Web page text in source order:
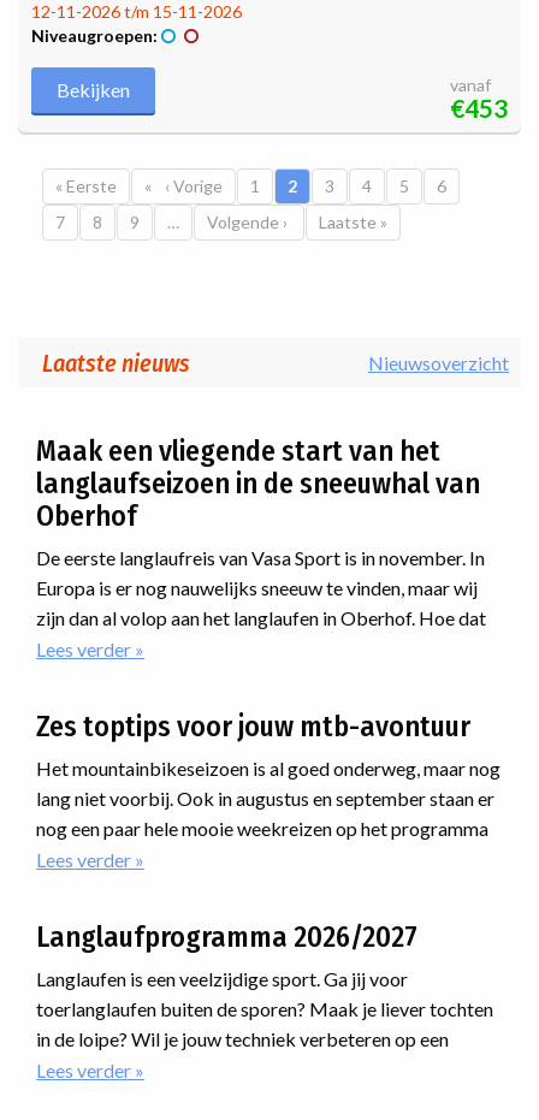
12-11-2026 t/m 15-11-2026
Niveaugroepen:
Bekijken vanaf
€453
Paginatie
Eerste pagina
« Eerste Vorige pagina
‹ Vorige Pagina
1 Huidige pagina
2 Pagina
3 Pagina
4 Pagina
5 Pagina
6
Pagina
7 Pagina
8 Pagina
9 … Volgende pagina
Volgende › Laatste pagina
Laatste »
Laatste nieuws Nieuwsoverzicht
Maak een vliegende start van het
langlaufseizoen in de sneeuwhal van
Oberhof
De eerste langlaufreis van Vasa Sport is in november. In
Europa is er nog nauwelijks sneeuw te vinden, maar wij
zijn dan al volop aan het langlaufen in Oberhof. Hoe dat
kan en waarom?
Lees verder over
vliegende
van
het
langlaufseizoen
in
van
Zes toptips voor jouw mtb-avontuur
Het mountainbikeseizoen is al goed onderweg, maar nog
lang niet voorbij. Ook in augustus en september staan er
nog een paar hele mooie weekreizen op het programma
waar je nog bij kunt aansluiten. Van uitdagende routes
ongetwijfeld een reis tussen die bij jou past.
Lees verder over
voor
mtb-
avontuur
Langlaufprogramma 2026/2027
Langlaufen is een veelzijdige sport. Ga jij voor
toerlanglaufen buiten de sporen? Maak je liever tochten
in de loipe? Wil je jouw techniek verbeteren op een
cursus? Of ga je meedoen met een marathon? Voor
Lees verder over